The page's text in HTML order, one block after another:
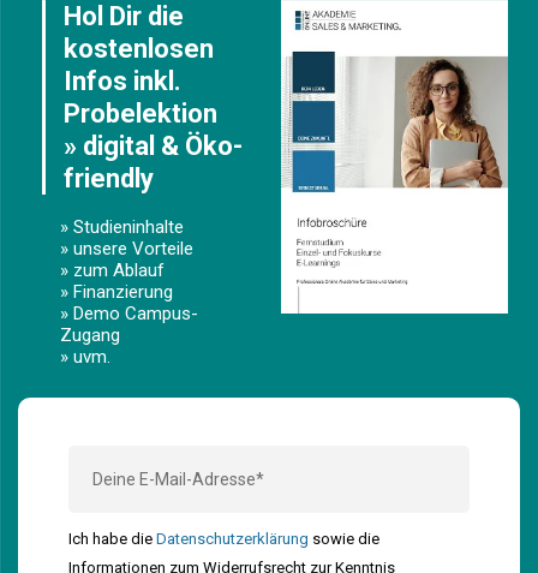
Hol Dir die
kostenlosen
Infos inkl.
Probelektion
» digital & Öko-
friendly
» Studieninhalte
» unsere Vorteile
» zum Ablauf
» Finanzierung
» Demo Campus-
Zugang
» uvm.
Ich habe die Datenschutzerklärung sowie die
Informationen zum Widerrufsrecht zur Kenntnis